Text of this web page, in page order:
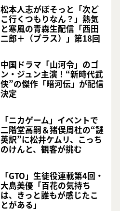
松本人志がぼそっと「次ど
こ行くつもりなん？」熱気
と寒風の青森生配信「西田
二郎＋（プラス）」第18回
中国ドラマ「山河令」のゴ
ン・ジュン主演！“新時代武
侠”の傑作「暗河伝」が配信
決定
「ニカゲーム」イベントで
二階堂高嗣＆猪俣周杜の“謎
英訳”に松井ケムリ、こっち
のけんと、観客が挑む
「GTO」生徒役連載第4回・
大島美優「百花の気持ち
は、きっと誰もが感じたこ
とがある」